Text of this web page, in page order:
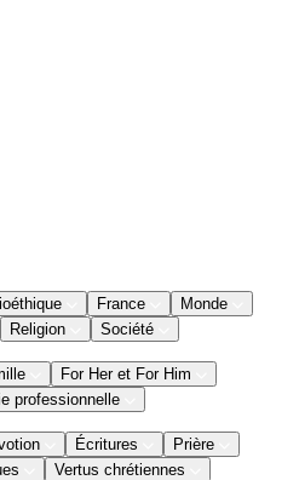
France
Monde
Religion Société
For Her et For Him
professionnelle
Écritures
Prière
Vertus chrétiennes